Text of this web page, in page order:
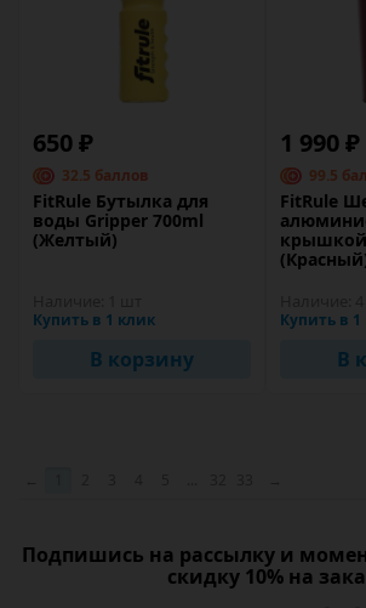
650 ₽
32.5 баллов
FitRule Бутылка для
воды Gripper 700ml
(Желтый)
Купить в 1 клик
В корзину
1 990 ₽
99.5
FitRule
крышкой
Купить в 1
В
Подпишись на рассылку и
скидку 10% на